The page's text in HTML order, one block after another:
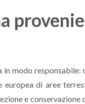
modo responsabile:
di aree
e conservazione